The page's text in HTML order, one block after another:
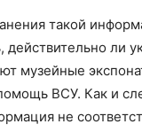
такой
действительно ли
музейные
ВСУ. Как и
не